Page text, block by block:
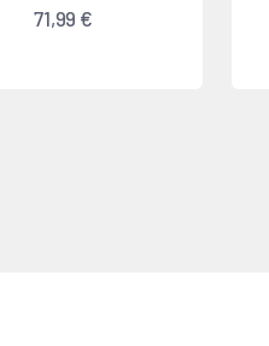
Angebot
71,99 €